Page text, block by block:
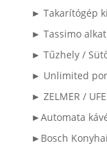
► Takarítógép
► Tassimo
► Tűzhely /
► Unlimited
► ZELMER /
►Automata
►Bosch